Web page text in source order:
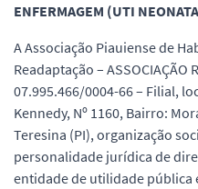
ENFERMAGEM (UTI
A Associação Piauiense de
Readaptação – ASSOCIAÇÃO
07.995.466/0004-66 – Filial,
Kennedy, Nº 1160, Bairro:
Teresina (PI), organização
personalidade jurídica de
entidade de utilidade pública